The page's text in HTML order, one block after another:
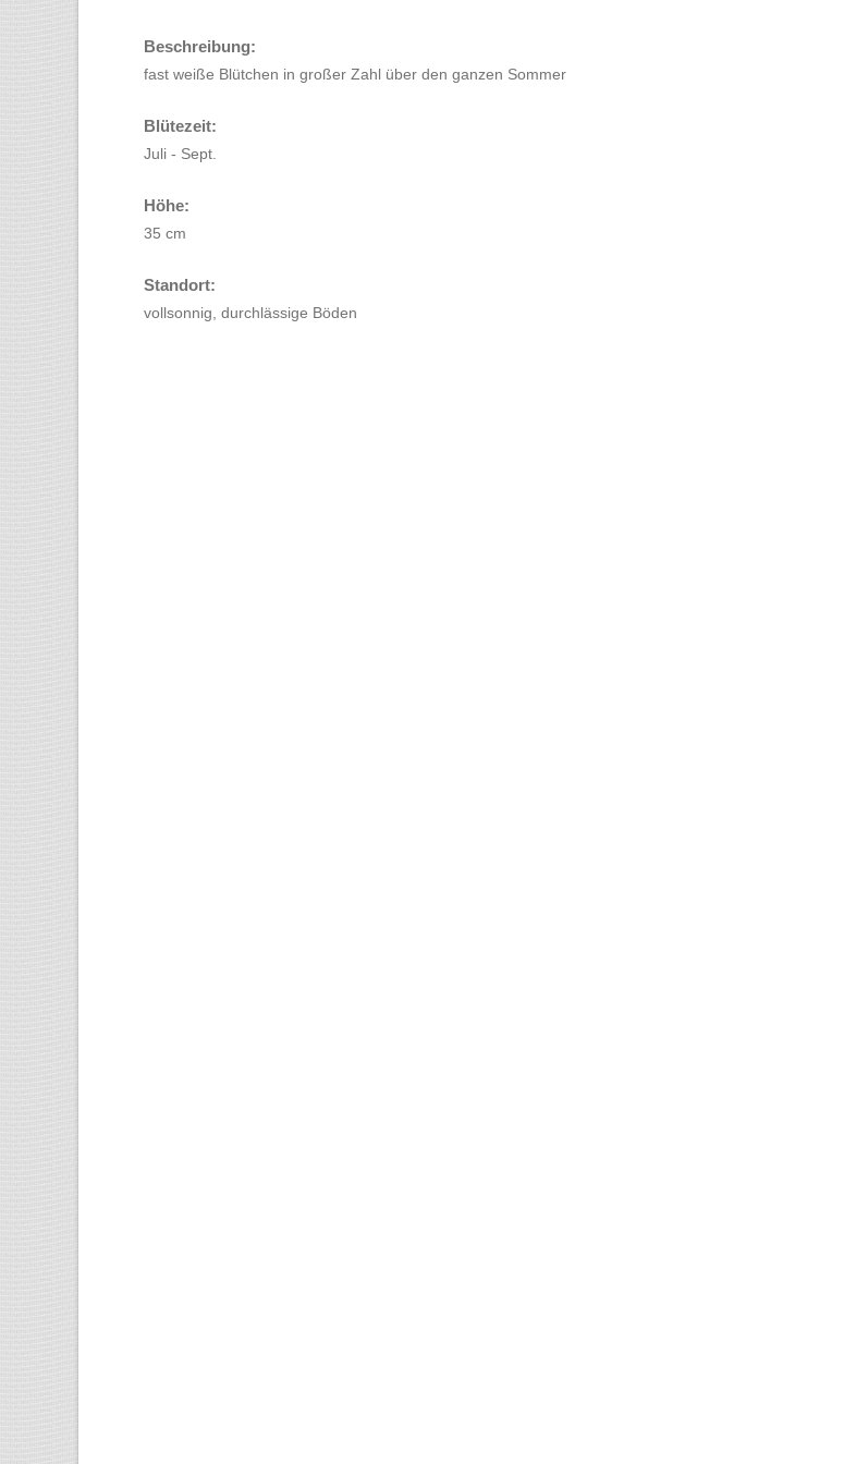
Beschreibung:
fast weiße Blütchen in großer Zahl über den ganzen Sommer
Blütezeit:
Juli - Sept.
Höhe:
35 cm
Standort:
vollsonnig, durchlässige Böden